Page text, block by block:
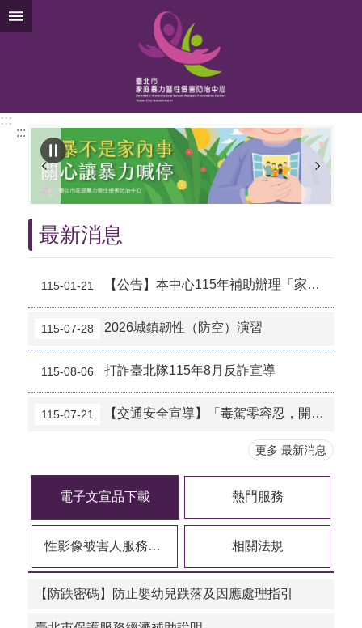
跳到主要內容區塊
:::
:::
最新消息
115-01-21 【公告】本中心115年補助辦理「家庭暴力及性侵害防治服務及支持發展方案」自即日起開放申請至115年9月30日止
115-07-28 2026城鎮韌性（防空）演習
115-08-06 打詐臺北隊115年8月反詐宣導
115-07-21 【交通安全宣導】「毒駕零容忍，開車藥注意」宣傳
更多 最新消息
電子文宣品下載 熱門服務
性影像被害人服務專區 相關法規
【防跌密碼】防止嬰幼兒跌落及因應處理指引